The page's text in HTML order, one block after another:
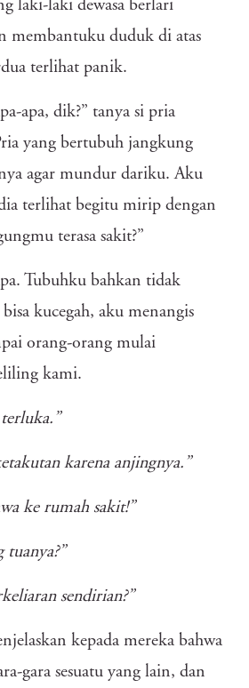
laki-laki dewasa berlari
membantuku duduk di atas
terlihat panik.
apa, dik?” tanya si pria
yang bertubuh jangkung
agar mundur dariku. Aku
terlihat begitu mirip dengan
terasa sakit?”
Tubuhku bahkan tidak
kucegah, aku menangis
orang-orang mulai
kami.
karena anjingnya.”
ke rumah sakit!”
tuanya?”
sendirian?”
kepada mereka bahwa
gara sesuatu yang lain, dan